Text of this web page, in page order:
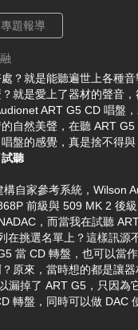
專題報導
？就是能聽遍世上各種
就是愛上了器材的聲音
ART G5 CD 唱盤
自然美聲，在聽 ART
盤的感覺，真是捨不得與
聽
自家參考系統，Wilson
前級與 509 MK 2 後
，而當我在試聽
在挑選名單上？這樣訊源
當 CD 轉盤，也可以當作
原來，當時想的都是讓
漏掉了 ART G5，只因為
轉盤，同時可以做 DAC